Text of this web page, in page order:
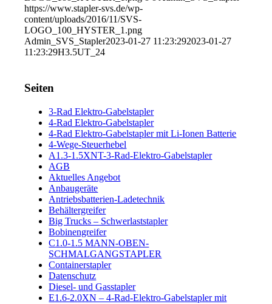
https://www.stapler-svs.de/wp-
content/uploads/2016/11/SVS-
LOGO_100_HYSTER_1.png
Admin_SVS_Stapler2023-01-27 11:23:292023-01-27
11:23:29H3.5UT_24
Seiten
3-Rad Elektro-Gabelstapler
4-Rad Elektro-Gabelstapler
4-Rad Elektro-Gabelstapler mit Li-Ionen Batterie
4-Wege-Steuerhebel
A1.3-1.5XNT-3-Rad-Elektro-Gabelstapler
AGB
Aktuelles Angebot
Anbaugeräte
Antriebsbatterien-Ladetechnik
Behältergreifer
Big Trucks – Schwerlaststapler
Bobinengreifer
C1.0-1.5 MANN-OBEN-
SCHMALGANGSTAPLER
Containerstapler
Datenschutz
Diesel- und Gasstapler
E1.6-2.0XN – 4-Rad-Elektro-Gabelstapler mit